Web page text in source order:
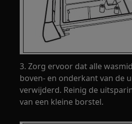
3. Zorg ervoor dat alle
boven- en onderkant van de
verwijderd. Reinig de
van een kleine borstel.